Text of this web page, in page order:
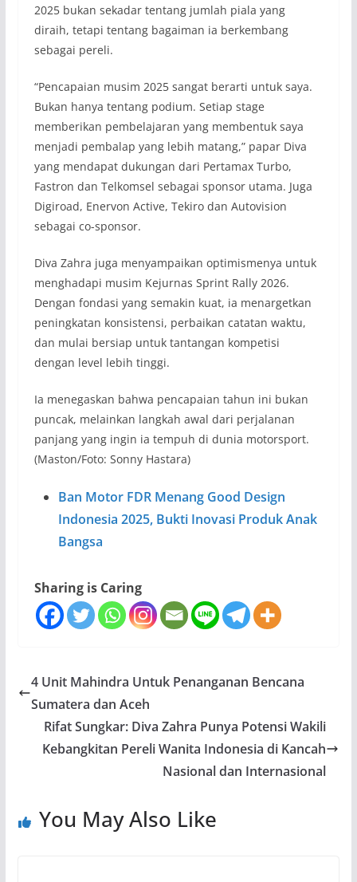
2025 bukan sekadar tentang jumlah piala yang
diraih, tetapi tentang bagaiman ia berkembang
sebagai pereli.
“Pencapaian musim 2025 sangat berarti untuk saya.
Bukan hanya tentang podium. Setiap stage
memberikan pembelajaran yang membentuk saya
menjadi pembalap yang lebih matang,” papar Diva
yang mendapat dukungan dari Pertamax Turbo,
Fastron dan Telkomsel sebagai sponsor utama. Juga
Digiroad, Enervon Active, Tekiro dan Autovision
sebagai co-sponsor.
Diva Zahra juga menyampaikan optimismenya untuk
menghadapi musim Kejurnas Sprint Rally 2026.
Dengan fondasi yang semakin kuat, ia menargetkan
peningkatan konsistensi, perbaikan catatan waktu,
dan mulai bersiap untuk tantangan kompetisi
dengan level lebih tinggi.
Ia menegaskan bahwa pencapaian tahun ini bukan
puncak, melainkan langkah awal dari perjalanan
panjang yang ingin ia tempuh di dunia motorsport.
(Maston/Foto: Sonny Hastara)
Ban Motor FDR Menang Good Design
Indonesia 2025, Bukti Inovasi Produk Anak
Bangsa
Sharing is Caring
4 Unit Mahindra Untuk Penanganan Bencana
Sumatera dan Aceh
Rifat Sungkar: Diva Zahra Punya Potensi Wakili
Kebangkitan Pereli Wanita Indonesia di Kancah
Nasional dan Internasional
You May Also Like